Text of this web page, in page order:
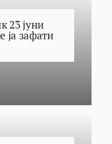
23 јуни
ја зафати